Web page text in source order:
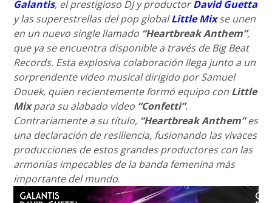
Galantis, el prestigioso DJ y productorDavid Guetta
y las superestrellas del pop globalLittle Mixse unen
en un nuevo single llamado “Heartbreak Anthem”,
que ya se encuentra disponible a través de Big Beat
Records. Esta explosiva colaboración llega junto a un
sorprendente video musical dirigido por Samuel
Douek, quien recientemente formó equipo con Little
Mixpara su alabado video “Confetti”.
Contrariamente a su título, “Heartbreak Anthem”es
una declaración de resiliencia, fusionando las vivaces
producciones de estos grandes productores con las
armonías impecables de la banda femenina más
importante del mundo.